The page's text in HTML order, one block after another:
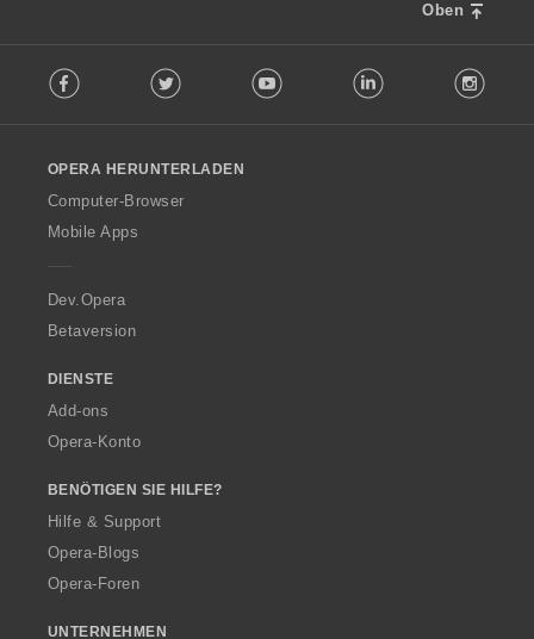
Oben
o
w
O
p
a
Facebook Twitter Youtube LinkedIn
OPERA HERUNTERLADEN
Computer-Browser
Mobile Apps
Dev.Opera
Betaversion
DIENSTE
Add-ons
Opera-Konto
BENÖTIGEN SIE HILFE?
Hilfe & Support
Opera-Blogs
Opera-Foren
UNTERNEHMEN